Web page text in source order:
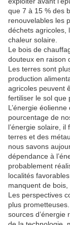
que 7 à 15 % des
renouvelables les
déchets agricoles,
chaleur solaire.
Le bois de
douteux en raison
Les terres sont
production
agricoles peuvent
fertiliser le sol que
L’énergie
pourcentage de
l’énergie solaire,
terres et des
nous savons
dépendance à
probablement
localités
manquent de bois,
Les perspectives
plus prometteuses.
sources d’énergie